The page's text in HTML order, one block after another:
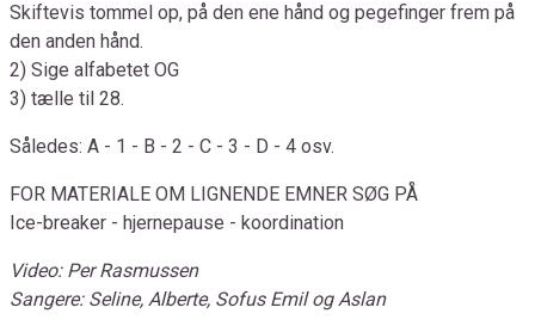
Skiftevis tommel op, på den ene hånd og pegefinger frem på
den anden hånd.
2) Sige alfabetet OG
3) tælle til 28.
Således: A - 1 - B - 2 - C - 3 - D - 4 osv.
FOR MATERIALE OM LIGNENDE EMNER SØG PÅ
Ice-breaker - hjernepause - koordination
Video: Per Rasmussen
Sangere: Seline, Alberte, Sofus Emil og Aslan